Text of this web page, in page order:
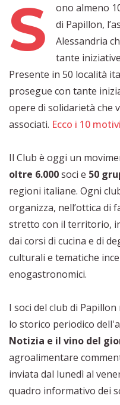
S
ono almeno
di Papillon,
Alessandria
tante
Presente in 50 località
prosegue con tante
opere di solidarietà che
associati. Ecco i 10
Il Club è oggi un
oltre 6.000soci e 50
regioni italiane. Ogni
organizza, nell’ottica di
stretto con il territorio,
dai corsi di cucina e di
culturali e tematiche
enogastronomici.
I soci del club di
lo storico periodico
Notizia e il vino del
agroalimentare
inviata dal lunedì al
quadro informativo dei